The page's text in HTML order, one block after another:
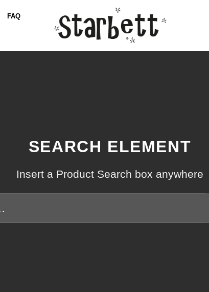
FAQ
SEARCH ELEMENT
Insert a Product Search box anywhere